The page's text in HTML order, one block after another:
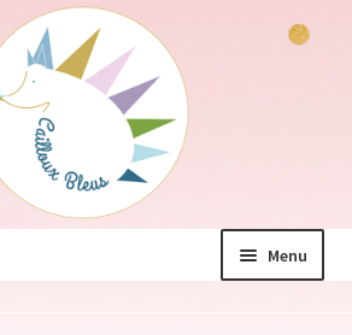
Menu